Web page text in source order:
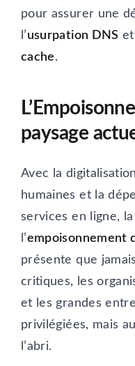
pour assurer une
l’usurpation DNS et
cache.
paysage
Avec la
humaines et la
services en ligne,
l’empoisonnement
présente que
critiques, les
et les grandes
privilégiées, mais
l’abri.